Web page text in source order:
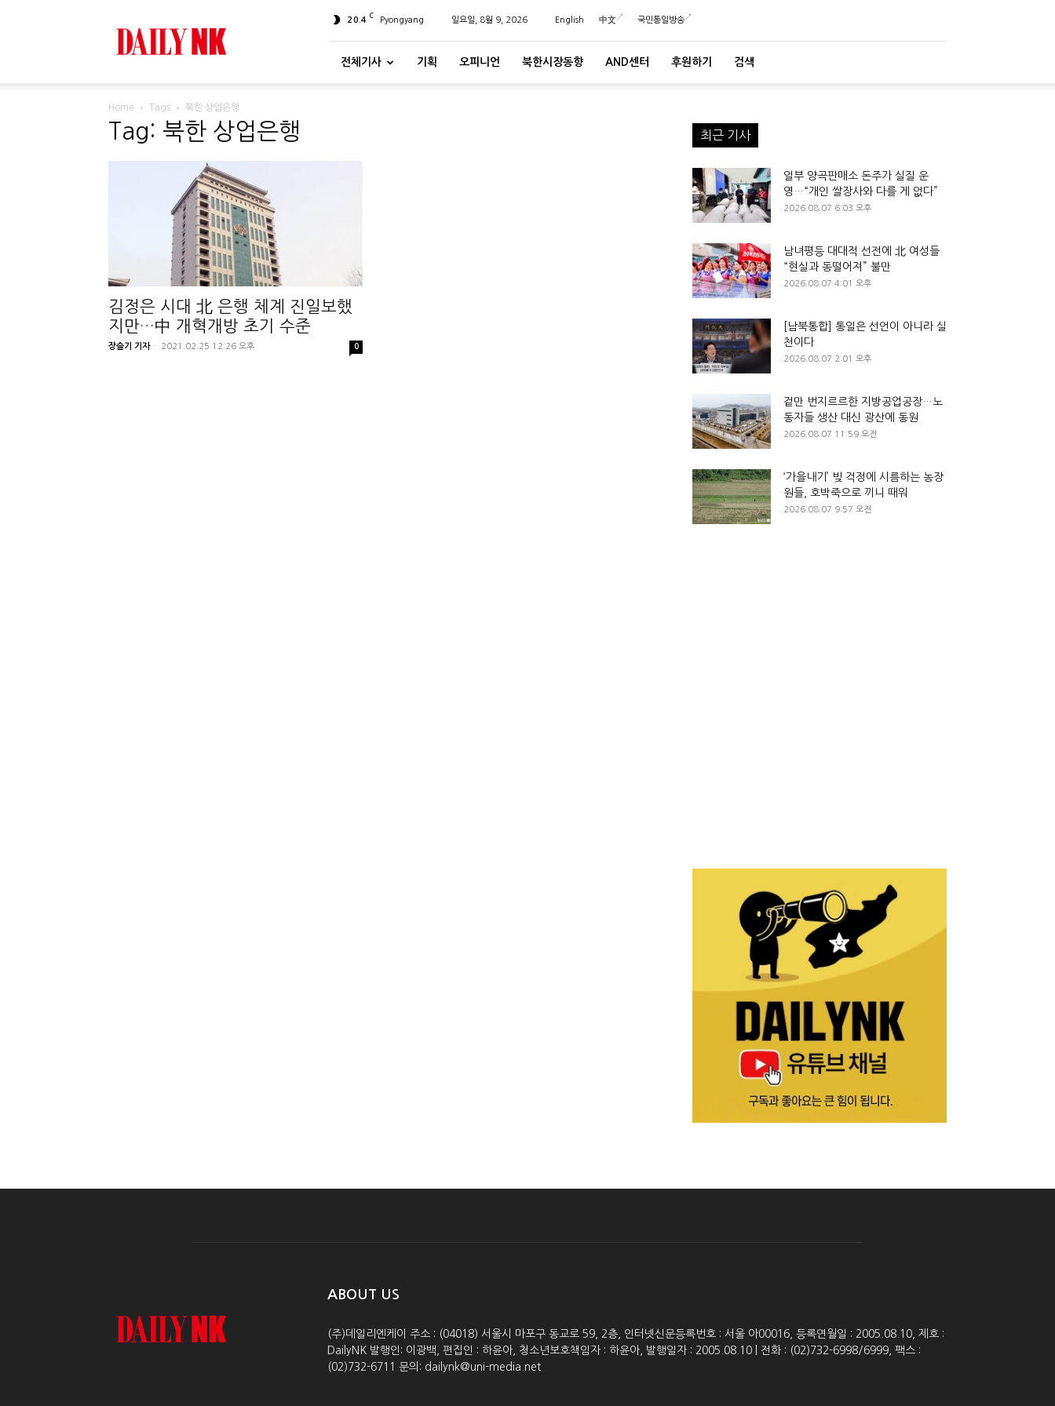
20.4 C Pyongyang 일요일, 8월 9, 2026 English 中文 국민통일방송
전체기사 기획 오피니언 북한시장동향 AND센터 후원하기 검색
Home Tags 북한 상업은행
Tag: 북한 상업은행
김정은 시대 北 은행 체계 진일보했
지만…中 개혁개방 초기 수준
장슬기 기자 - 2021.02.25 12:26 오후 0
최근 기사
일부 양곡판매소 돈주가 실질 운
영…“개인 쌀장사와 다를 게 없다”
2026.08.07 6:03 오후
남녀평등 대대적 선전에 北 여성들
“현실과 동떨어져” 불만
2026.08.07 4:01 오후
[남북통합] 통일은 선언이 아니라 실
천이다
2026.08.07 2:01 오후
겉만 번지르르한 지방공업공장…노
동자들 생산 대신 광산에 동원
2026.08.07 11:59 오전
‘가을내기’ 빚 걱정에 시름하는 농장
원들, 호박죽으로 끼니 때워
2026.08.07 9:57 오전
ABOUT US
(주)데일리엔케이 주소 : (04018) 서울시 마포구 동교로 59, 2층, 인터넷신문등록번호 : 서울 아00016, 등록연월일 : 2005.08.10, 제호 :
DailyNK 발행인: 이광백, 편집인 : 하윤아, 청소년보호책임자 : 하윤아, 발행일자 : 2005.08.10 | 전화 : (02)732-6998/6999, 팩스 :
(02)732-6711 문의: dailynk@uni-media.net